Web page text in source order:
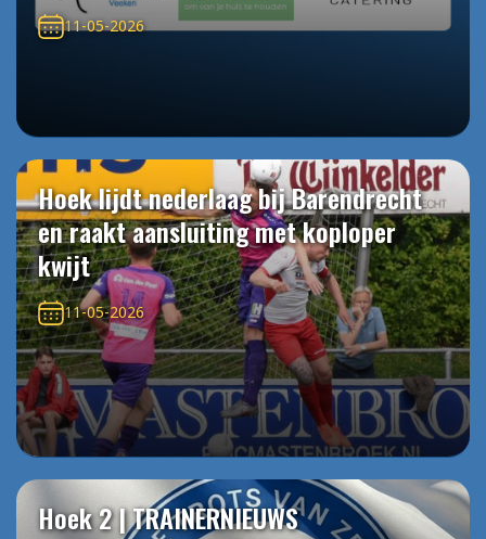
11-05-2026
Hoek lijdt nederlaag bij Barendrecht
en raakt aansluiting met koploper
kwijt
11-05-2026
Hoek 2 | TRAINERNIEUWS